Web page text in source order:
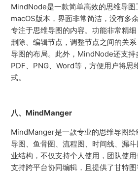
MindNode是一款简单高效的思维导图
macOS版本，界面非常简洁，没有多
专注于思维导图的内容。功能非常精细
删除、编辑节点，调整节点之间的关
导图的布局。此外，MindNode还支持
PDF、PNG、Word等，方便用户将思
式。
八、MindManger
MindManger是一款专业的思维导图绘
导图、鱼骨图、流程图、时间线、漏
业结构，不仅支持个人使用，团队使用
支持跨平台协同编辑，且提供了甘特